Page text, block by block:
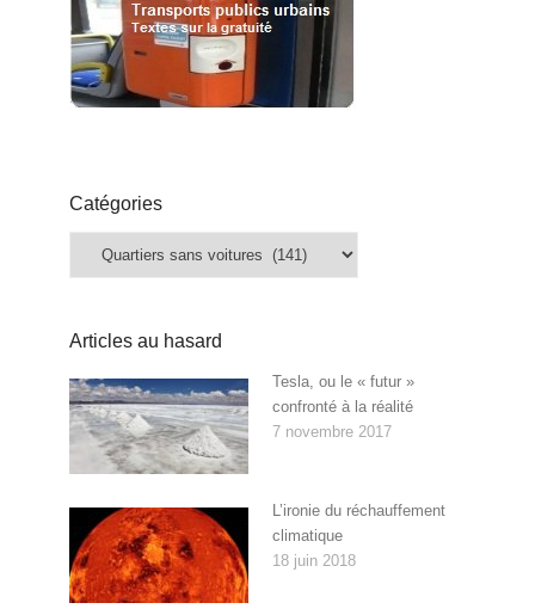
Catégories
Articles au hasard
Tesla, ou le « futur »
confronté à la réalité
7 novembre 2017
L’ironie du réchauffement
climatique
18 juin 2018